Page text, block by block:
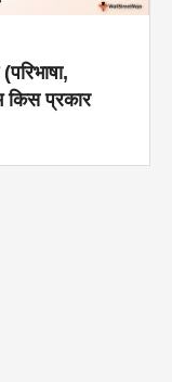
किस प्रकार